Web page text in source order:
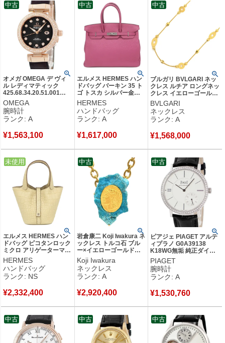
オメガ OMEGA デ ヴィ
ル レディマティック
425.68.34.20.51.001
K18RG無垢 純正ダイヤ
スーパーノヴァ レディー
ス 腕時計自動巻き ブラ
ック 【中古】中古美品
OMEGA
腕時計
ランク: A
¥1,563,100
中古
エルメス HERMES ハン
ドバッグ バーキン 35 ト
ゴ トスカ シルバー金具
赤紫 R 【中古】中古美品
HERMES
ハンドバッグ
ランク: A
¥1,617,000
中古
ブルガリ BVLGARI ネッ
クレス ルチア ロングネッ
クレス イエローゴールド
Au750 18K 18金 【中
古】中古美品
BVLGARI
ネックレス
ランク: A
¥1,568,000
中古
エルメス HERMES ハン
ドバッグ ピコタンロック
ミクロ アリゲーターマッ
ト ヴァニラ シルバー金
具 新品 未使用 2025年製
クロコ マット K 【箱】
【中古】未使用保管品
HERMES
ハンドバッグ
ランク: NS
¥2,332,400
中古
未使用
岩倉康二 Koji Iwakura ネ
ックレス トルコ石 ブル
ー×イエローゴールド
18K YG ターコイズ ラフ
カット 【中古】中古美品
Koji Iwakura
ネックレス
ランク: A
¥2,920,400
中古
ピアジェ PIAGET アルテ
ィプラノ G0A39138
K18WG無垢 純正ダイヤ
シルバー デイト スモール
セコンド メンズ 腕時計自
動巻き シルバー 【中古】
中古美品
PIAGET
腕時計
ランク: A
¥1,530,760
中古
中古 中古 中古